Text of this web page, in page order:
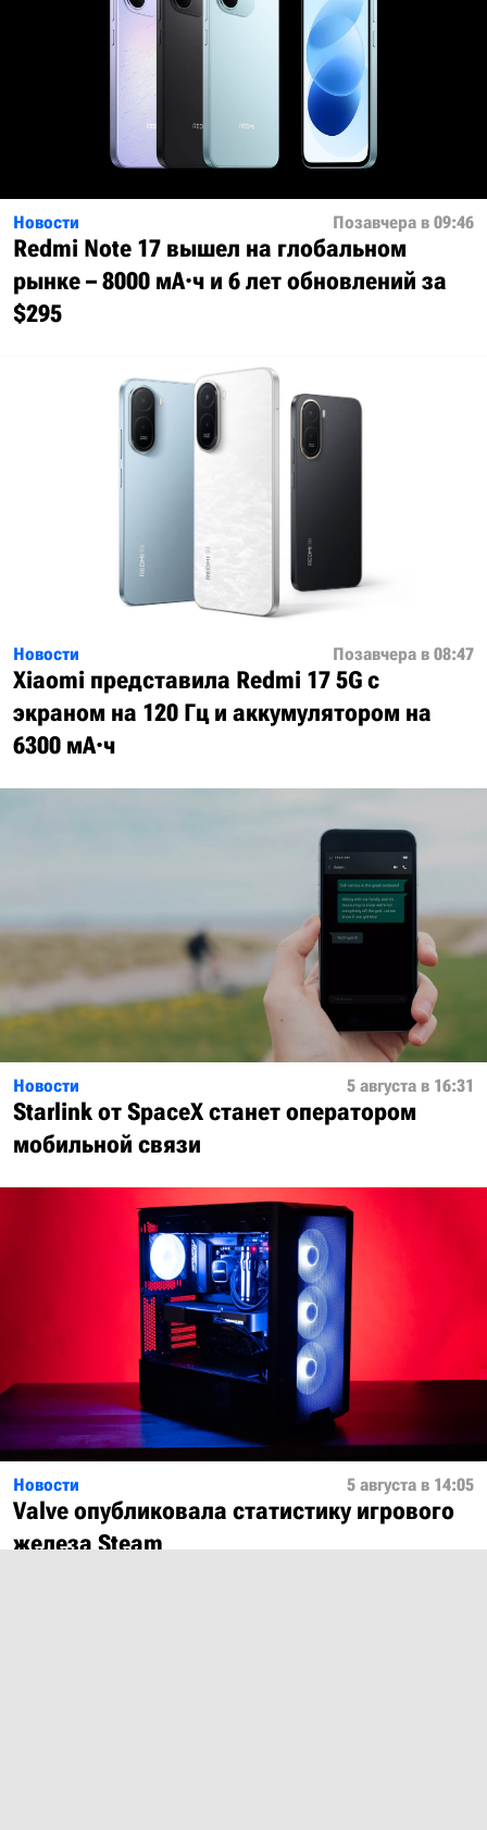
Новости Позавчера в 09:46
Redmi Note 17 вышел на глобальном
рынке – 8000 мА·ч и 6 лет обновлений за
$295
Новости Позавчера в 08:47
Xiaomi представила Redmi 17 5G с
экраном на 120 Гц и аккумулятором на
6300 мА·ч
Новости 5 августа в 16:31
Starlink от SpaceX станет оператором
мобильной связи
Новости 5 августа в 14:05
Valve опубликовала статистику игрового
железа Steam